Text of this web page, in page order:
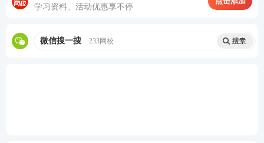
B.组织工程竣工验收
学习资料、活动优惠享不停
微信搜一搜 233网校